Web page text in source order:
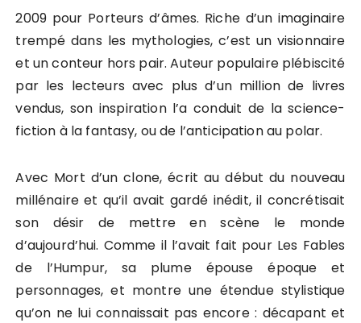
2009 pour Porteurs d’âmes. Riche d’un imaginaire
trempé dans les mythologies, c’est un visionnaire
et un conteur hors pair. Auteur populaire plébiscité
par les lecteurs avec plus d’un million de livres
vendus, son inspiration l’a conduit de la science-
fiction à la fantasy, ou de l’anticipation au polar.
Avec Mort d’un clone, écrit au début du nouveau
millénaire et qu’il avait gardé inédit, il concrétisait
son désir de mettre en scène le monde
d’aujourd’hui. Comme il l’avait fait pour Les Fables
de l’Humpur, sa plume épouse époque et
personnages, et montre une étendue stylistique
qu’on ne lui connaissait pas encore : décapant et